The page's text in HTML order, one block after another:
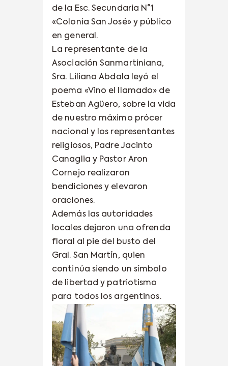
de la Esc. Secundaria N°1
«Colonia San José» y público
en general.
La representante de la
Asociación Sanmartiniana,
Sra. Liliana Abdala leyó el
poema «Vino el llamado» de
Esteban Agüero, sobre la vida
de nuestro máximo prócer
nacional y los representantes
religiosos, Padre Jacinto
Canaglia y Pastor Aron
Cornejo realizaron
bendiciones y elevaron
oraciones.
Además las autoridades
locales dejaron una ofrenda
floral al pie del busto del
Gral. San Martín, quien
continúa siendo un símbolo
de libertad y patriotismo
para todos los argentinos.